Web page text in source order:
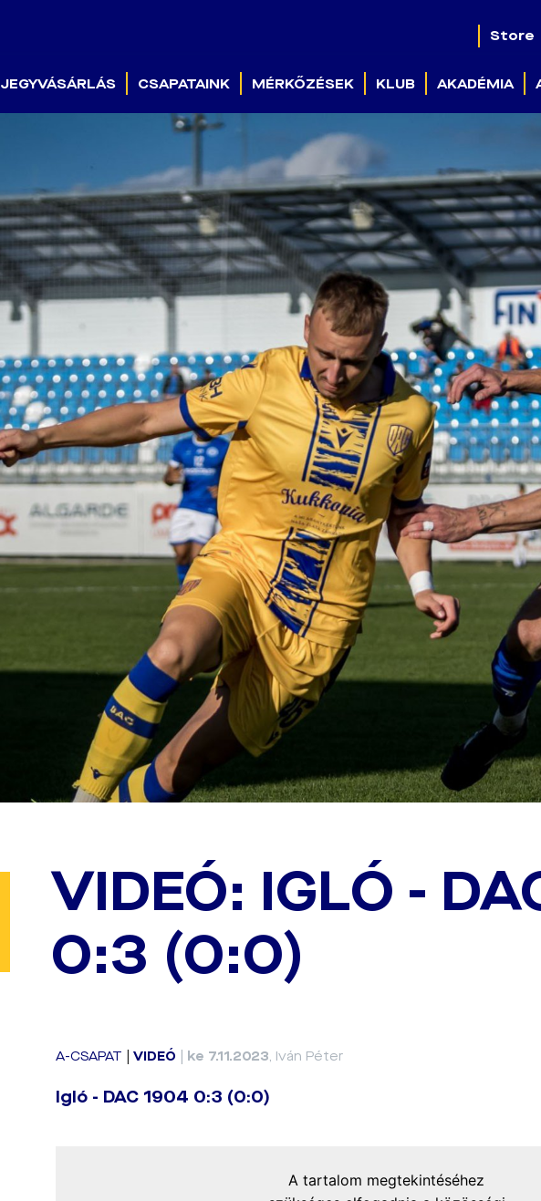
Store
JEGYVÁSÁRLÁS CSAPATAINK MÉRKŐZÉSEK KLUB AKADÉMIA
VIDEÓ: IGLÓ -
0:3 (0:0)
A-CSAPAT |VIDEÓ ke 7.11.2023, Iván Péter
Igló - DAC 1904 0:3 (0:0)